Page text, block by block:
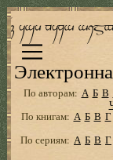
По авторам: А Б В
По книгам: А Б В Г
По сериям: А Б В Г